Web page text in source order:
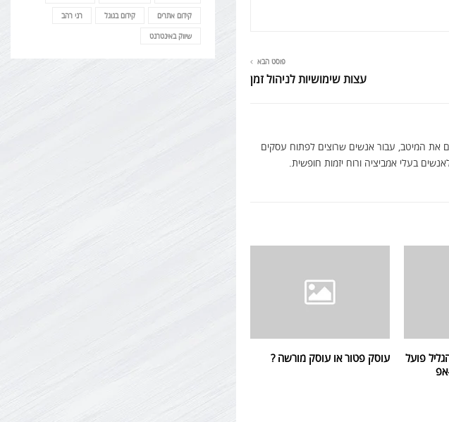
פוסט הבא
עצות שימושיות לניהול זמן
את המיטב, עבור אנשים שרוצים לפתוח עסקים
בעלי אמביציה ורוח יזמות חופשית.
פועל
עוסק פטור או עוסק מורשה ?
קידום אתרים קידום בגוגל רני רהב
שיווק באינטרנט